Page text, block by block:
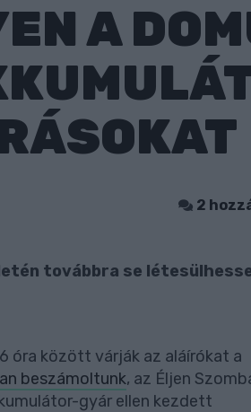
A
2
továbbra se
óra között várják az aláírókat a
beszámoltunk, az Éljen
gyár ellen kezdett